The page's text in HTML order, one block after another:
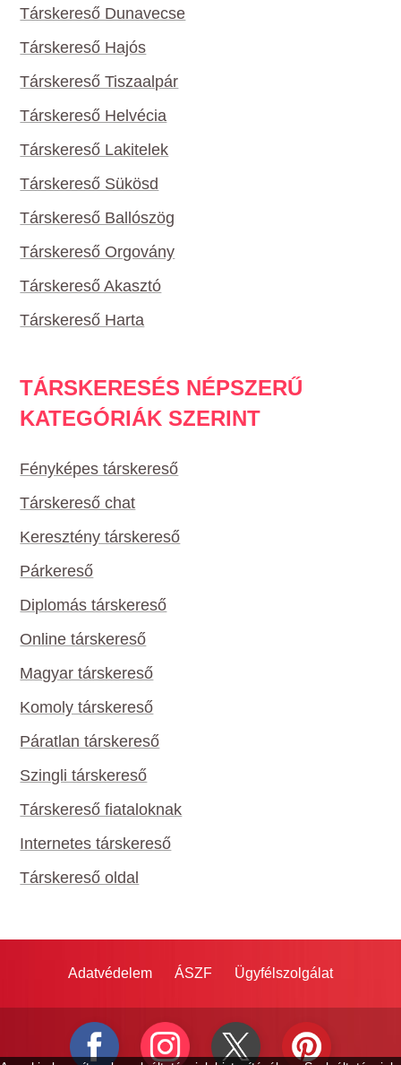
Társkereső Dunavecse
Társkereső Hajós
Társkereső Tiszaalpár
Társkereső Helvécia
Társkereső Lakitelek
Társkereső Sükösd
Társkereső Ballószög
Társkereső Orgovány
Társkereső Akasztó
Társkereső Harta
TÁRSKERESÉS NÉPSZERŰ
KATEGÓRIÁK SZERINT
Fényképes társkereső
Társkereső chat
Keresztény társkereső
Párkereső
Diplomás társkereső
Online társkereső
Magyar társkereső
Komoly társkereső
Páratlan társkereső
Szingli társkereső
Társkereső fiataloknak
Internetes társkereső
Társkereső oldal
Adatvédelem ÁSZF Ügyfélszolgálat